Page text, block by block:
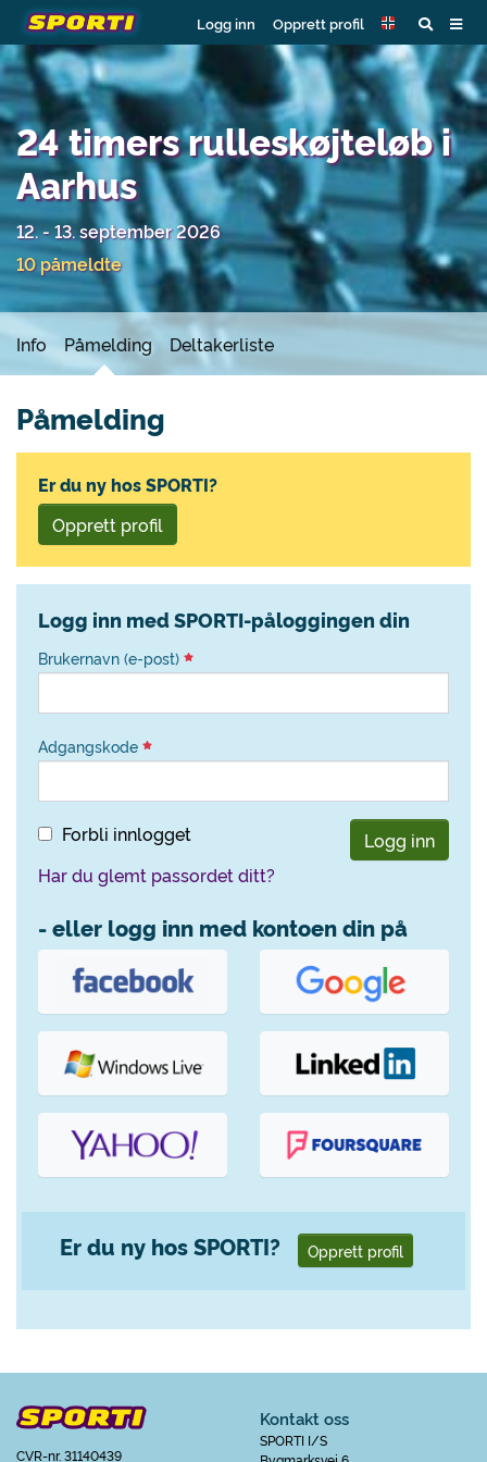
Logg inn Opprett profil
24 timers rulleskøjteløb i
Aarhus
12. - 13. september 2026
10 påmeldte
Info Påmelding Deltakerliste
Påmelding
Er du ny hos SPORTI?
Opprett profil
Logg inn med SPORTI-påloggingen din
Brukernavn (e-post)
Adgangskode
Forbli innlogget
Logg inn
Har du glemt passordet ditt?
- eller logg inn med kontoen din på
Er du ny hos SPORTI? Opprett profil
CVR-nr. 31140439
Kontakt oss
SPORTI I/S